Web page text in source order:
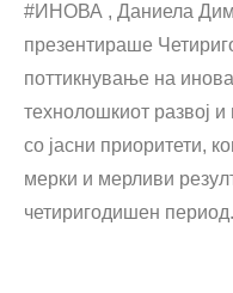
#ИНОВА , Даниела
презентираше
поттикнување на
технолошкиот развој
со јасни приоритети,
мерки и мерливи
четиригодишен период.